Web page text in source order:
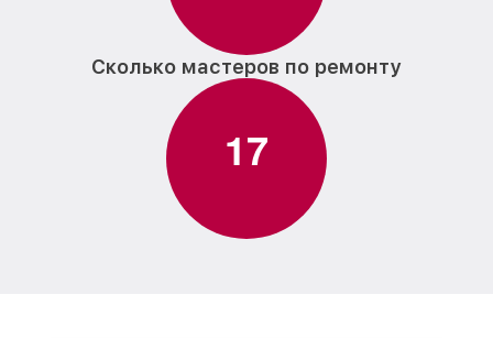
Сколько мастеров по ремонту
17